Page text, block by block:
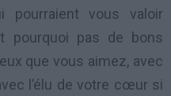
pourraient vous valoir
pourquoi pas de bons
que vous aimez, avec
l’élu de votre cœur si